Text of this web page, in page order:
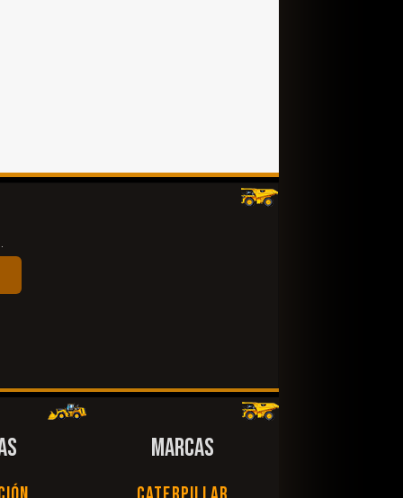
MARCAS